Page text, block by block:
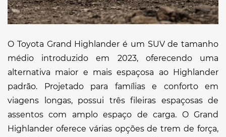
O Toyota Grand Highlander é um SUV de tamanho
médio introduzido em 2023, oferecendo uma
alternativa maior e mais espaçosa ao Highlander
padrão. Projetado para famílias e conforto em
viagens longas, possui três fileiras espaçosas de
assentos com amplo espaço de carga. O Grand
Highlander oferece várias opções de trem de força,